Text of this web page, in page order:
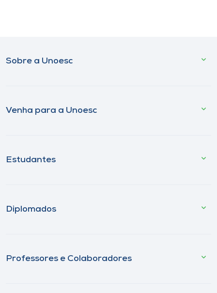
Sobre a Unoesc
Venha para a Unoesc
Estudantes
Diplomados
Professores e Colaboradores